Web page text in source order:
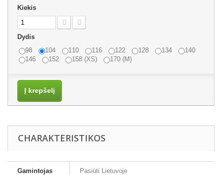
Kiekis
Dydis
98
104 110 116 122 128 134
140
146
152 158 (XS) 170 (M)
Į krepšelį
CHARAKTERISTIKOS
Gamintojas Pasiūti Lietuvoje